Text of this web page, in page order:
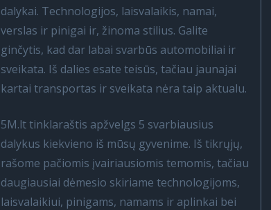
dalykai. Technologijos, laisvalaikis, namai,
verslas ir pinigai ir, žinoma stilius. Galite
ginčytis, kad dar labai svarbūs automobiliai ir
sveikata. Iš dalies esate teisūs, tačiau jaunajai
kartai transportas ir sveikata nėra taip aktualu.
5M.lt tinklaraštis apžvelgs 5 svarbiausius
dalykus kiekvieno iš mūsų gyvenime. Iš tikrųjų,
rašome pačiomis įvairiausiomis temomis, tačiau
daugiausiai dėmesio skiriame technologijoms,
laisvalaikiui, pinigams, namams ir aplinkai bei